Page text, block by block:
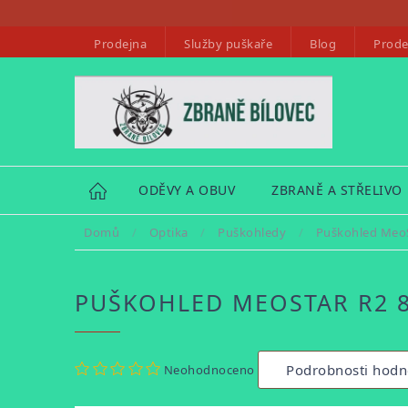
Prodejna Služby puškaře Blog
HOME ODĚVY A OBUV ZBRANĚ A STŘELIVO
Domů / Optika / Puškohledy / Puškohled
PUŠKOHLED MEOSTAR R2
hodnocení
Neohodnoceno Podrobnosti